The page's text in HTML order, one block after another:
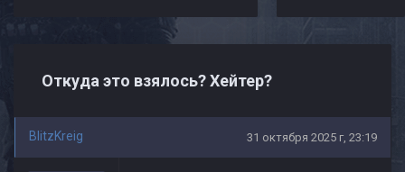
Откуда это взялось? Хейтер?
BlitzKreig 31 октября 2025 г, 23:19